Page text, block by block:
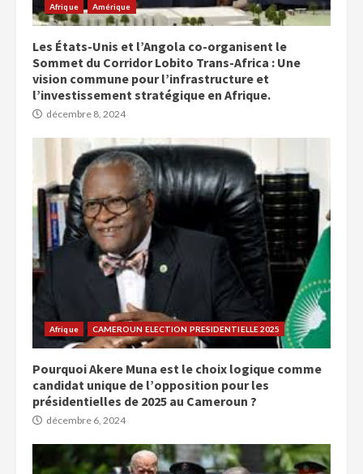
Afrique Amérique
Les États-Unis et l’Angola co-organisent le
Sommet du Corridor Lobito Trans-Africa : Une
vision commune pour l’infrastructure et
l’investissement stratégique en Afrique.
décembre 8, 2024
Afrique CAMEROUN ELECTION PRESIDENTIELLE 2025
Pourquoi Akere Muna est le choix logique comme
candidat unique de l’opposition pour les
présidentielles de 2025 au Cameroun ?
décembre 6, 2024